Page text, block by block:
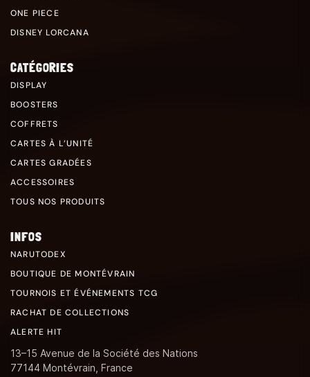
ONE PIECE
DISNEY LORCANA
CATÉGORIES
DISPLAY
BOOSTERS
COFFRETS
CARTES À L’UNITÉ
CARTES GRADÉES
ACCESSOIRES
TOUS NOS PRODUITS
INFOS
NARUTODEX
BOUTIQUE DE MONTÉVRAIN
TOURNOIS ET ÉVÉNEMENTS TCG
RACHAT DE COLLECTIONS
ALERTE HIT
13–15 Avenue de la Société des Nations
77144 Montévrain, France